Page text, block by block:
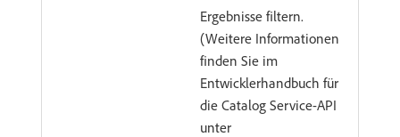
Ergebnisse filtern.
(Weitere Informationen
finden Sie im
Entwicklerhandbuch für
die Catalog Service-API
unter